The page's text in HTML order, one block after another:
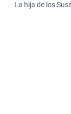
La hija de los